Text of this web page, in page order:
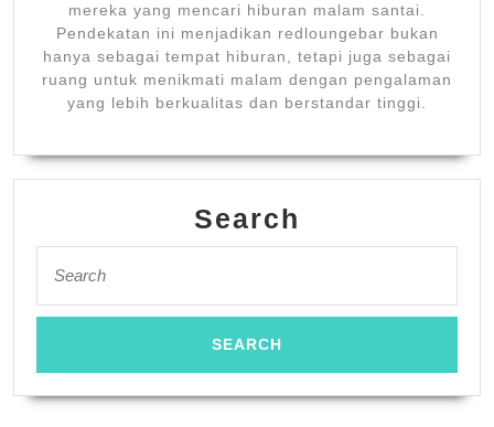
mereka yang mencari hiburan malam santai.
Pendekatan ini menjadikan redloungebar bukan
hanya sebagai tempat hiburan, tetapi juga sebagai
ruang untuk menikmati malam dengan pengalaman
yang lebih berkualitas dan berstandar tinggi.
Search
for: